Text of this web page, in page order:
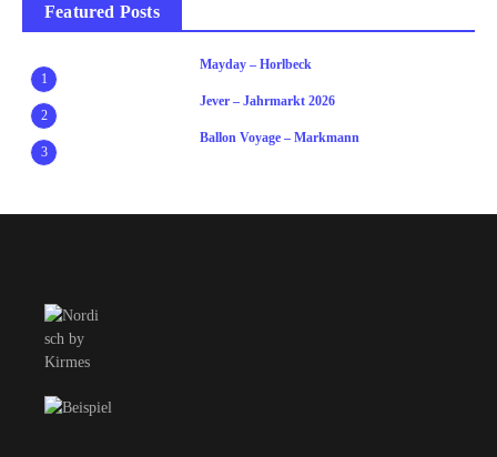
Featured Posts
1
Mayday – Horlbeck
2
Jever – Jahrmarkt 2026
3
Ballon Voyage – Markmann